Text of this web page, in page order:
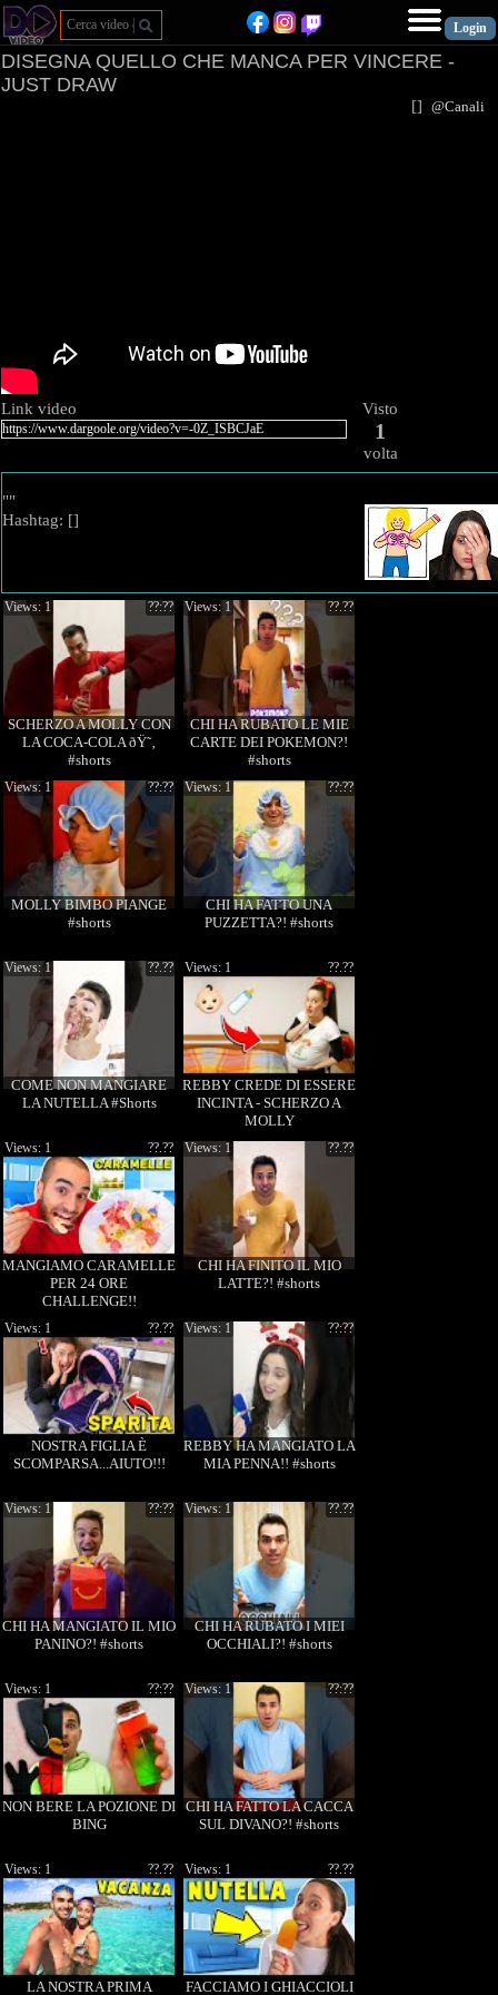
DISEGNA QUELLO CHE MANCA PER VINCERE -
JUST DRAW
[] @Canali
Link video Visto
1
volta
""
Hashtag: []
SCHERZO A MOLLY CON
LA COCA-COLA ðŸ˜‚
#shorts
??:??
Views: 1
CHI HA RUBATO LE MIE
CARTE DEI POKEMON?!
#shorts
??.??
Views: 1
MOLLY BIMBO PIANGE
#shorts
??:??
Views: 1
CHI HA FATTO UNA
PUZZETTA?! #shorts
??:??
Views: 1
COME NON MANGIARE
LA NUTELLA #Shorts
??.??
Views: 1
REBBY CREDE DI ESSERE
INCINTA - SCHERZO A
MOLLY
??.??
Views: 1
MANGIAMO CARAMELLE
PER 24 ORE
CHALLENGE!!
??.??
Views: 1
CHI HA FINITO IL MIO
LATTE?! #shorts
??.??
Views: 1
NOSTRA FIGLIA È
SCOMPARSA...AIUTO!!!
??.??
Views: 1
REBBY HA MANGIATO LA
MIA PENNA!! #shorts
??:??
Views: 1
CHI HA MANGIATO IL MIO
PANINO?! #shorts
??:??
Views: 1
CHI HA RUBATO I MIEI
OCCHIALI?! #shorts
??.??
Views: 1
NON BERE LA POZIONE DI
BING
??:??
Views: 1
CHI HA FATTO LA CACCA
SUL DIVANO?! #shorts
??:??
Views: 1
LA NOSTRA PRIMA
??.??
Views: 1
FACCIAMO I GHIACCIOLI
??.??
Views: 1